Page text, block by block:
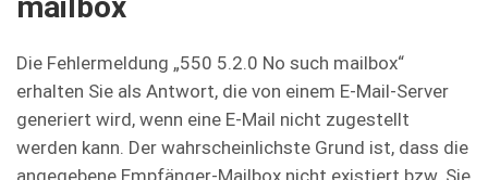
Die Fehlermeldung „550 5.2.0 No such mailbox“
erhalten Sie als Antwort, die von einem E-Mail-Server
generiert wird, wenn eine E-Mail nicht zugestellt
werden kann. Der wahrscheinlichste Grund ist, dass die
angegebene Empfänger-Mailbox nicht existiert bzw. Sie